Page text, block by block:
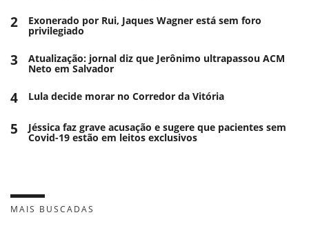
2 Exonerado por Rui, Jaques Wagner está sem foro
privilegiado
3 Atualização: jornal diz que Jerônimo ultrapassou ACM
Neto em Salvador
4 Lula decide morar no Corredor da Vitória
5 Jéssica faz grave acusação e sugere que pacientes sem
Covid-19 estão em leitos exclusivos
MAIS BUSCADAS